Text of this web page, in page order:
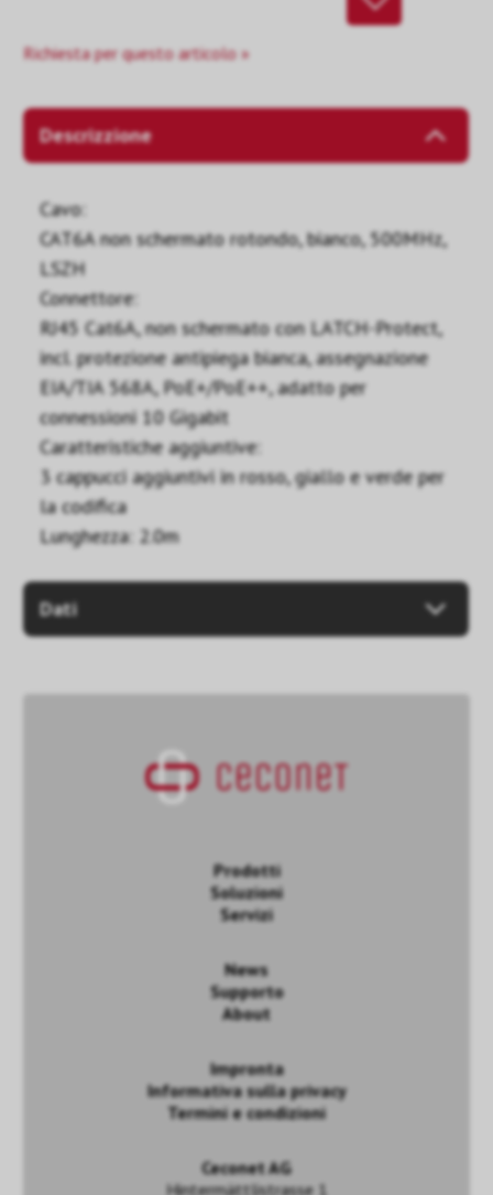
Richiesta per questo articolo »
Descrizzione
Cavo:
CAT6A non schermato rotondo, bianco, 500MHz,
LSZH
Connettore:
RJ45 Cat6A, non schermato con LATCH-Protect,
incl. protezione antipiega bianca, assegnazione
EIA/TIA 568A, PoE+/PoE++, adatto per
connessioni 10 Gigabit
Caratteristiche aggiuntive:
3 cappucci aggiuntivi in rosso, giallo e verde per
la codifica
Lunghezza: 2.0m
Dati
Prodotti
Soluzioni
Servizi
News
Supporto
About
Impronta
Informativa sulla privacy
Termini e condizioni
Ceconet AG
Hintermättlistrasse 1